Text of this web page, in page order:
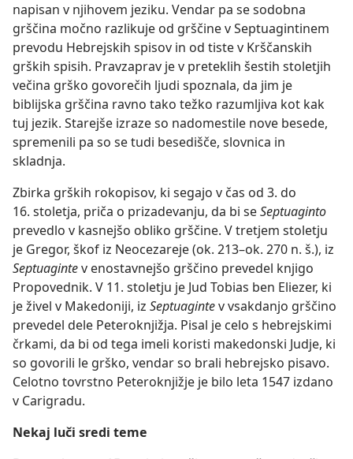
napisan v njihovem jeziku. Vendar pa se sodobna
grščina močno razlikuje od grščine v Septuagintinem
prevodu Hebrejskih spisov in od tiste v Krščanskih
grških spisih. Pravzaprav je v preteklih šestih stoletjih
večina grško govorečih ljudi spoznala, da jim je
biblijska grščina ravno tako težko razumljiva kot kak
tuj jezik. Starejše izraze so nadomestile nove besede,
spremenili pa so se tudi besedišče, slovnica in
skladnja.
Zbirka grških rokopisov, ki segajo v čas od 3. do
16. stoletja, priča o prizadevanju, da bi seSeptuaginto
prevedlo v kasnejšo obliko grščine. V tretjem stoletju
je Gregor, škof iz Neocezareje (ok. 213–ok. 270 n. š.), iz
Septuagintev enostavnejšo grščino prevedel knjigo
Propovednik. V 11. stoletju je Jud Tobias ben Eliezer, ki
je živel v Makedoniji, iz Septuagintev vsakdanjo grščino
prevedel dele Peteroknjižja. Pisal je celo s hebrejskimi
črkami, da bi od tega imeli koristi makedonski Judje, ki
so govorili le grško, vendar so brali hebrejsko pisavo.
Celotno tovrstno Peteroknjižje je bilo leta 1547 izdano
v Carigradu.
Nekaj luči sredi teme